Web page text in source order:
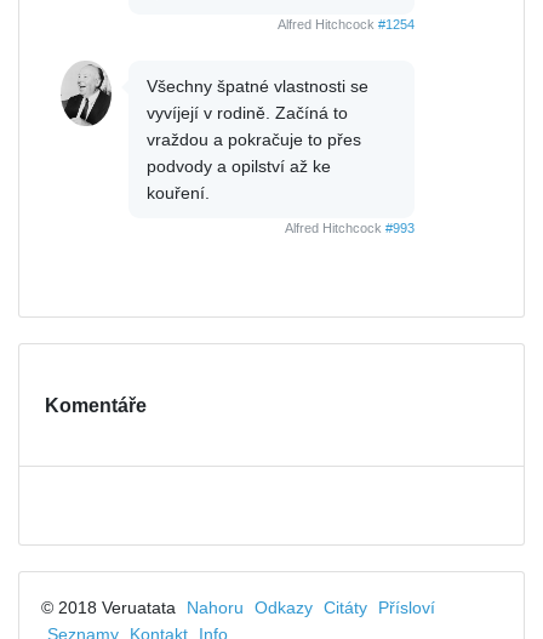
Alfred Hitchcock #1254
Všechny špatné vlastnosti se
vyvíjejí v rodině. Začíná to
vraždou a pokračuje to přes
podvody a opilství až ke
kouření.
Alfred Hitchcock #993
Komentáře
© 2018 Veruatata Nahoru Odkazy Citáty
Přísloví
Seznamy
Kontakt Info